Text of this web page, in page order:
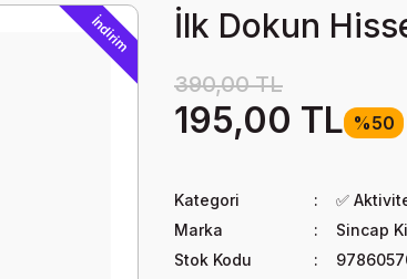
İndirim İlk Dokun
390,00 TL
195,00 TL %50
Kategori
✅
Marka
Sincap
Stok Kodu